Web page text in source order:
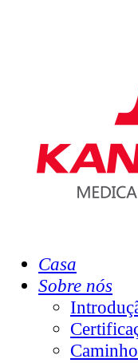
Casa
Sobre nós